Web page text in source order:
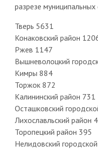
разрезе
Тверь 5631
Конаковский район
Ржев 1147
Вышневолоцкий
Кимры 884
Торжок 872
Калининский район 731
Осташковский
Лихославльский район
Торопецкий район 395
Нелидовский